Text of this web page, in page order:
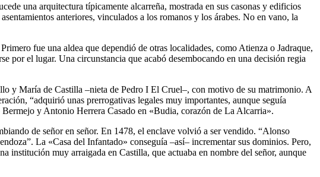
una arquitectura típicamente alcarreña, mostrada en sus casonas y edificios
anteriores, vinculados a los romanos y los árabes. No en vano, la
fue una aldea que dependió de otras localidades, como Atienza o Jadraque,
por el lugar. Una circunstancia que acabó desembocando en una decisión regia
y María de Castilla –nieta de Pedro I El Cruel–, con motivo de su matrimonio. A
“adquirió unas prerrogativas legales muy importantes, aunque seguía
Bermejo y Antonio Herrera Casado en «Budia, corazón de La Alcarria».
de señor en señor. En 1478, el enclave volvió a ser vendido. “Alonso
La «Casa del Infantado» conseguía –así– incrementar sus dominios. Pero,
institución muy arraigada en Castilla, que actuaba en nombre del señor, aunque